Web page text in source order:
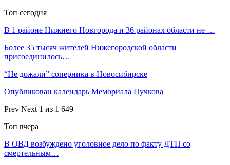
Топ сегодня
В 1 районе Нижнего Новгорода и 36 районах области не …
Более 35 тысяч жителей Нижегородской области
присоединилось…
“Не дожали” соперника в Новосибирске
Опубликован календарь Мемориала Пучкова
Prev Next 1 из 1 649
Топ вчера
В ОВД возбуждено уголовное дело по факту ДТП со
смертельным…